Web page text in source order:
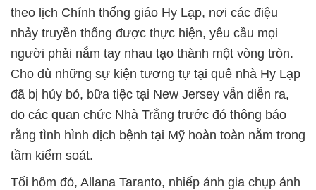
theo lịch Chính thống giáo Hy Lạp, nơi các điệu
nhảy truyền thống được thực hiện, yêu cầu mọi
người phải nắm tay nhau tạo thành một vòng tròn.
Cho dù những sự kiện tương tự tại quê nhà Hy Lạp
đã bị hủy bỏ, bữa tiệc tại New Jersey vẫn diễn ra,
do các quan chức Nhà Trắng trước đó thông báo
rằng tình hình dịch bệnh tại Mỹ hoàn toàn nằm trong
tầm kiểm soát.
Tối hôm đó, Allana Taranto, nhiếp ảnh gia chụp ảnh